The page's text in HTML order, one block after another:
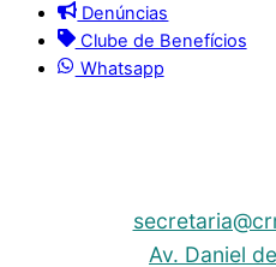
Denúncias
Clube de Benefícios
Whatsapp
Av. Daniel